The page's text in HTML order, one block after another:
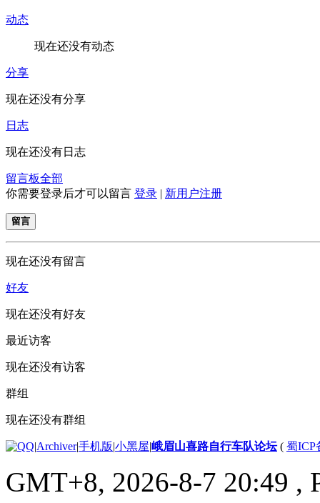
动态
现在还没有动态
分享
现在还没有分享
日志
现在还没有日志
留言板全部
你需要登录后才可以留言 登录 | 新用户注册
留言
现在还没有留言
好友
现在还没有好友
最近访客
现在还没有访客
群组
现在还没有群组
|Archiver|手机版|小黑屋|峨眉山喜路自行车队论坛( 蜀ICP
GMT+8, 2026-8-7 20:49 ,